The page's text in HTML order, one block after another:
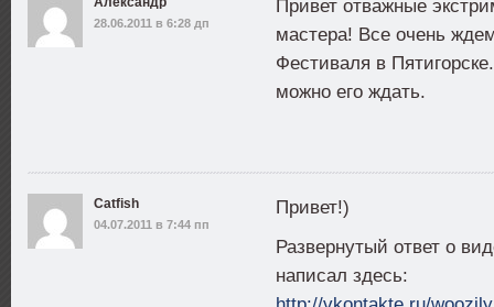
28.06.2011 в 6:28 дп
Привет отважные
мастера! Все очень
Фестиваля в
можно его ждать.
Catfish
04.07.2011 в 7:44 пп
Привет!)
Развернутый ответ о
написал здесь: